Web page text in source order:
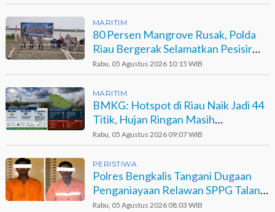
MARITIM
80 Persen Mangrove Rusak, Polda
Riau Bergerak Selamatkan Pesisir
Sinaboi
Rabu, 05 Agustus 2026 10:15 WIB
MARITIM
BMKG: Hotspot di Riau Naik Jadi 44
Titik, Hujan Ringan Masih
Berpotensi Terjadi
Rabu, 05 Agustus 2026 09:07 WIB
PERISTIWA
Polres Bengkalis Tangani Dugaan
Penganiayaan Relawan SPPG Talang
Muandau
Rabu, 05 Agustus 2026 08:03 WIB